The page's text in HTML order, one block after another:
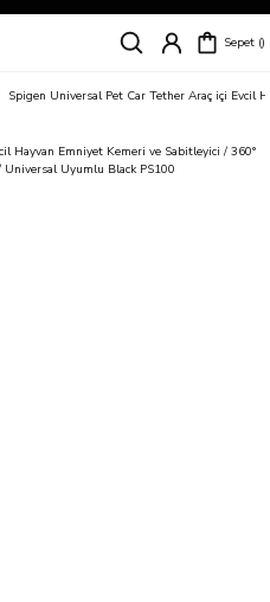
Fiyatlar
Sepet
Spigen Universal Pet Car Tether Araç içi Evcil